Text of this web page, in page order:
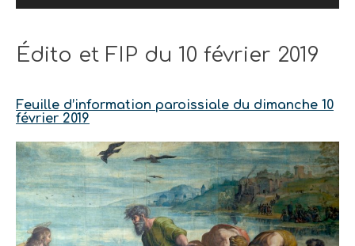
Édito et FIP du 10 février 2019
Feuille d’information paroissiale du dimanche 10
février 2019